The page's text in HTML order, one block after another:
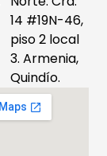
14 #19N-46,
piso 2 local
3. Armenia,
Quindío.